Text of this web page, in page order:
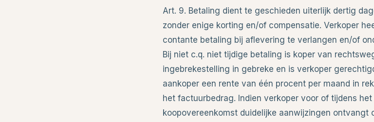
Art. 9. Betaling dient te geschieden uiterlijk dertig
zonder enige korting en/of compensatie. Verkoper
contante betaling bij aflevering te verlangen en/of
Bij niet c.q. niet tijdige betaling is koper van
ingebrekestelling in gebreke en is verkoper
aankoper een rente van één procent per maand in
het factuurbedrag. Indien verkoper voor of tijdens
koopovereenkomst duidelijke aanwijzingen ontvangt